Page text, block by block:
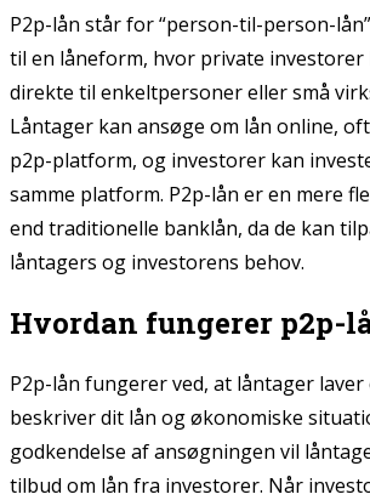
P2p-lån står for “person-til-person-
til en låneform, hvor private investorer
direkte til enkeltpersoner eller små
Låntager kan ansøge om lån online,
p2p-platform, og investorer kan
samme platform. P2p-lån er en mere
end traditionelle banklån, da de kan
låntagers og investorens behov.
Hvordan fungerer p2p-
P2p-lån fungerer ved, at låntager
beskriver dit lån og økonomiske
godkendelse af ansøgningen vil
tilbud om lån fra investorer. Når